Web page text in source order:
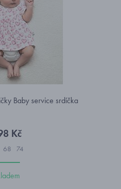
Baby service srdíčka
Kč
68 74